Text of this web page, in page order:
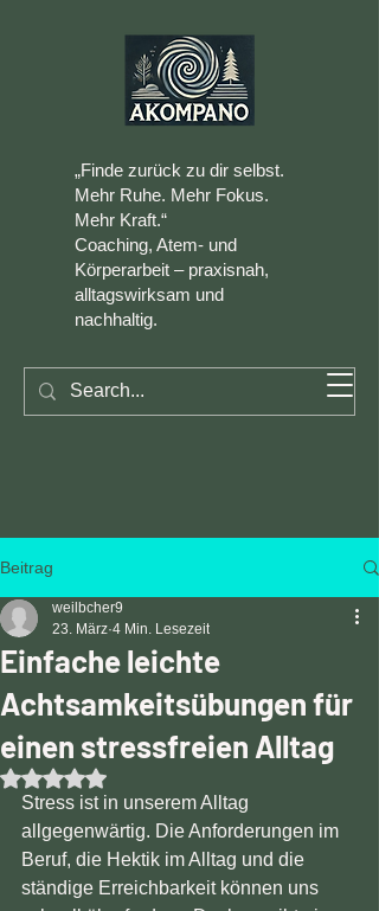
„Finde zurück zu dir selbst.
Mehr Ruhe. Mehr Fokus.
Mehr Kraft.“
Coaching, Atem- und
Körperarbeit – praxisnah,
alltagswirksam und
nachhaltig.
Beitrag
Einfache leichte
Achtsamkeitsübungen für
einen stressfreien Alltag
weilbcher9
23. März 4 Min. Lesezeit
Mit NaN von 5 Sternen bewertet.
Stress ist in unserem Alltag
allgegenwärtig. Die Anforderungen im
Beruf, die Hektik im Alltag und die
ständige Erreichbarkeit können uns